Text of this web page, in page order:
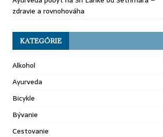
zdravie a rovnohováha
KATEGÓRIE
Alkohol
Ayurveda
Bicykle
Bývanie
Cestovanie